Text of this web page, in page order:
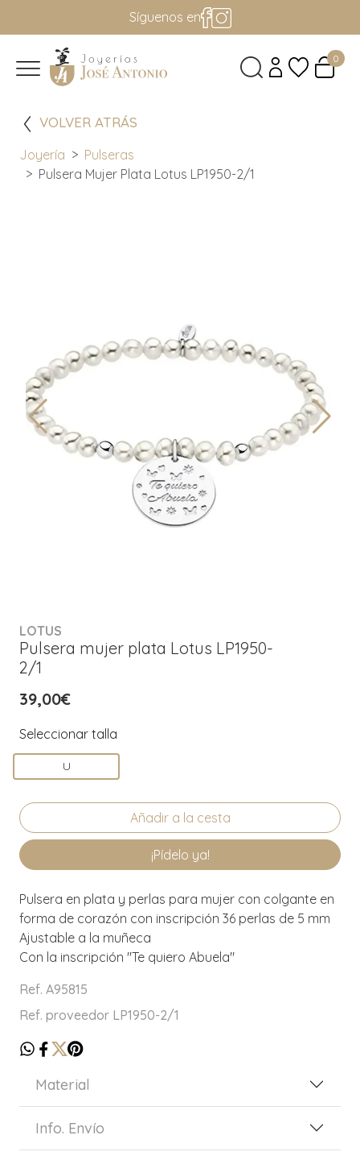
Síguenos en
0
VOLVER ATRÁS
Joyería
Pulseras
Pulsera Mujer Plata Lotus LP1950-2/1
LOTUS
Pulsera mujer plata Lotus LP1950-
2/1
39,00€
Seleccionar talla
U
¡Pídelo ya!
Pulsera en plata y perlas para mujer con colgante en
forma de corazón con inscripción 36 perlas de 5 mm
Ajustable a la muñeca
Con la inscripción "Te quiero Abuela"
Ref. A95815
Ref. proveedor LP1950-2/1
Material
Info. Envío